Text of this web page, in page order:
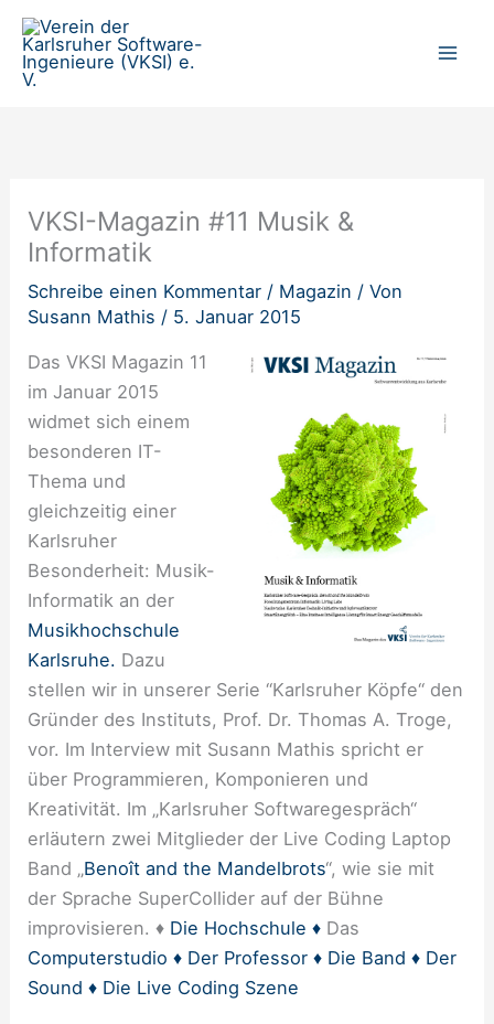
Zum
Inhalt
springen
VKSI-Magazin #11 Musik &
Informatik
Schreibe einen Kommentar / Magazin / Von
Susann Mathis / 5. Januar 2015
Das VKSI Magazin 11
im Januar 2015
widmet sich einem
besonderen IT-
Thema und
gleichzeitig einer
Karlsruher
Besonderheit: Musik-
Informatik an der
Musikhochschule
Karlsruhe. Dazu
stellen wir in unserer Serie “Karlsruher Köpfe“ den
Gründer des Instituts, Prof. Dr. Thomas A. Troge,
vor. Im Interview mit Susann Mathis spricht er
über Programmieren, Komponieren und
Kreativität. Im „Karlsruher Softwaregespräch“
erläutern zwei Mitglieder der Live Coding Laptop
Band „Benoît and the Mandelbrots“, wie sie mit
der Sprache SuperCollider auf der Bühne
improvisieren. ♦ Die Hochschule ♦ Das
Computerstudio ♦ Der Professor♦ Die Band ♦ Der
Sound ♦ Die Live Coding Szene